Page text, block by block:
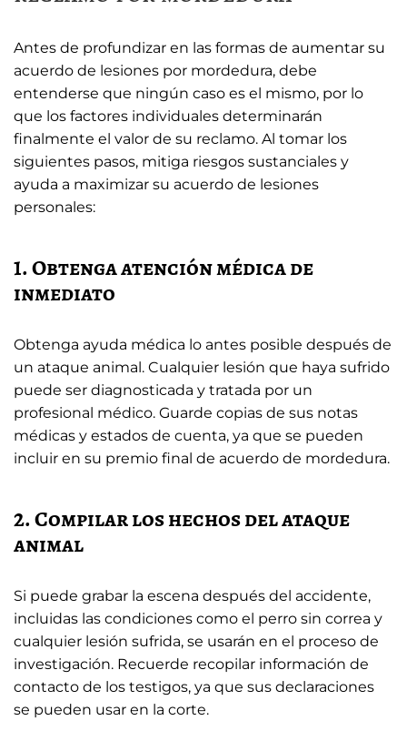
Antes de profundizar en las formas de aumentar su
acuerdo de lesiones por mordedura, debe
entenderse que ningún caso es el mismo, por lo
que los factores individuales determinarán
finalmente el valor de su reclamo. Al tomar los
siguientes pasos, mitiga riesgos sustanciales y
ayuda a maximizar su acuerdo de lesiones
personales:
1. Obtenga atención médica de
inmediato
Obtenga ayuda médica lo antes posible después de
un ataque animal. Cualquier lesión que haya sufrido
puede ser diagnosticada y tratada por un
profesional médico. Guarde copias de sus notas
médicas y estados de cuenta, ya que se pueden
incluir en su premio final de acuerdo de mordedura.
2. Compilar los hechos del ataque
animal
Si puede grabar la escena después del accidente,
incluidas las condiciones como el perro sin correa y
cualquier lesión sufrida, se usarán en el proceso de
investigación. Recuerde recopilar información de
contacto de los testigos, ya que sus declaraciones
se pueden usar en la corte.